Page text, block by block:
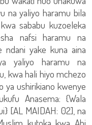
na yaliyo haramu bila
sababu kuzoeleka
nafsi haramu na
ndani yake kuna aina
yaliyo haramu na
kwa hali hiyo mchezo
ya ushirikiano kwenye
Anasema: {Wala
[AL MAIDAH: 02], na